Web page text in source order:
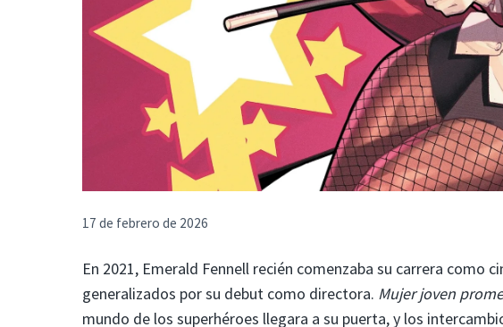
17 de febrero de 2026
En 2021, Emerald Fennell recién comenzaba su carrera como
generalizados por su debut como directora. Mujer joven
mundo de los superhéroes llegara a su puerta, y los